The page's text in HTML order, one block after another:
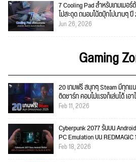
7 Cooling Pad สำหรับเกมเมอ
ไม่สะดุด ถนอมโน้ตบุ๊กไปนานๆ
Jun 26, 2026
Gaming
20 เกมฟรี สนุกๆ Steam มีทุกแ
ติดชาร์ท คอมไม่แรงก็เล่นได้ เอ
Feb 11, 2026
Cyberpunk 2077 รันบน
PC Emulation บน
Feb 18, 2026